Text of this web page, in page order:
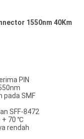
1550nm 40Km
PIN
pada SMF
SFF-8472
+ 70 ℃
rendah